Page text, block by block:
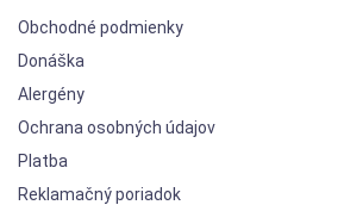
Obchodné podmienky
Donáška
Alergény
Ochrana osobných údajov
Platba
Reklamačný poriadok